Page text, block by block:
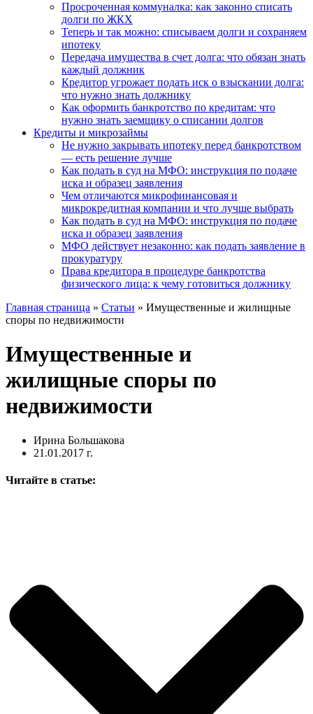
Просроченная коммуналка: как законно списать
долги по ЖКХ
Теперь и так можно: списываем долги и сохраняем
ипотеку
Передача имущества в счет долга: что обязан знать
каждый должник
Кредитор угрожает подать иск о взыскании долга:
что нужно знать должнику
Как оформить банкротство по кредитам: что
нужно знать заемщику о списании долгов
Кредиты и микрозаймы
Не нужно закрывать ипотеку перед банкротством
— есть решение лучше
Как подать в суд на МФО: инструкция по подаче
иска и образец заявления
Чем отличаются микрофинансовая и
микрокредитная компании и что лучше выбрать
Как подать в суд на МФО: инструкция по подаче
иска и образец заявления
МФО действует незаконно: как подать заявление в
прокуратуру
Права кредитора в процедуре банкротства
физического лица: к чему готовиться должнику
Главная страница » Статьи » Имущественные и жилищные
споры по недвижимости
Имущественные и
жилищные споры по
недвижимости
Ирина Большакова
21.01.2017 г.
Читайте в статье: